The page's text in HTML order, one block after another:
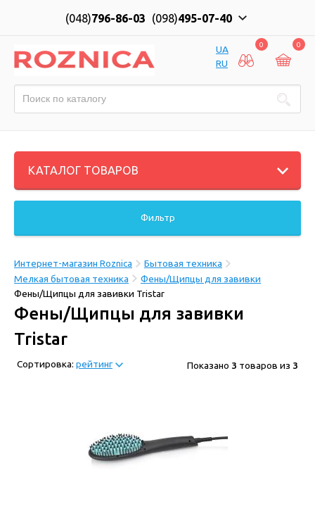
(048)796-86-03 (098)495-07-40
UA
RU
0 0
КАТАЛОГ ТОВАРОВ
Фильтр
Интернет-магазин Roznica
Бытовая техника
Мелкая бытовая техника
Фены/Щипцы для завивки
Фены/Щипцы для завивки Tristar
Фены/Щипцы для завивки
Tristar
Сортировка: рейтинг Показано 3 товаров из 3